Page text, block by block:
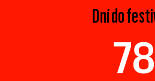
Dní do
78